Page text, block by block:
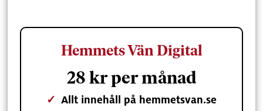
Hemmets Vän Digital
28 kr per månad
✓ Allt innehåll på hemmetsvan.se